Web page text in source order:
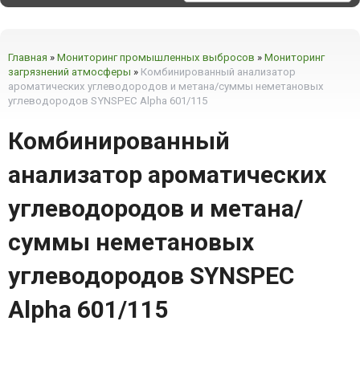
Главная » Мониторинг промышленных выбросов » Мониторинг
загрязнений атмосферы » Комбинированный анализатор
ароматических углеводородов и метана/суммы неметановых
углеводородов SYNSPEC Alpha 601/115
Комбинированный
анализатор ароматических
углеводородов и метана/
суммы неметановых
углеводородов SYNSPEC
Alpha 601/115